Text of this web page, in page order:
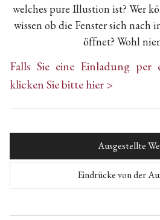
welches pure Illustion ist? Wer
wissen ob die Fenster sich nach
öffnet? Wohl
Falls Sie eine Einladung per
klicken Sie bitte hier >
Ausgestellte
Eindrücke von der